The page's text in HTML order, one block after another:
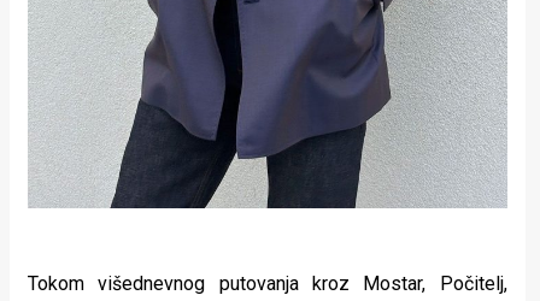
Tokom višednevnog putovanja kroz Mostar, Počitelj,